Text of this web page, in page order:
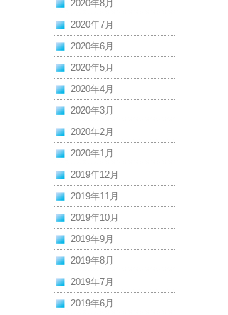
2020年8月
2020年7月
2020年6月
2020年5月
2020年4月
2020年3月
2020年2月
2020年1月
2019年12月
2019年11月
2019年10月
2019年9月
2019年8月
2019年7月
2019年6月